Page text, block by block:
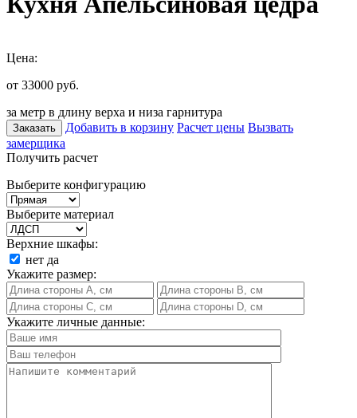
Цена:
от 33000 руб.
за метр в длину верха и низа гарнитура
Заказать Добавить в корзину Расчет цены Вызвать
замерщика
Получить расчет
Выберите конфигурацию
Выберите материал
Верхние шкафы:
нет да
Укажите размер:
Укажите личные данные: